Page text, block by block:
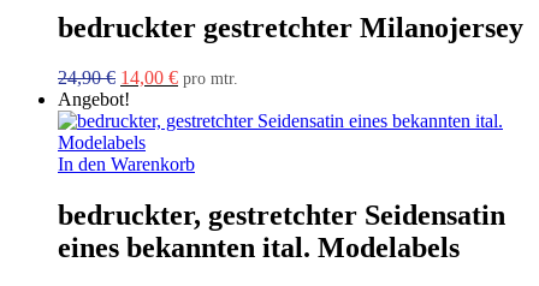
bedruckter gestretchter Milanojersey
24,90€ Ursprünglicher
Preis
war:
24,90 €
14,00 €Aktueller
ist:
pro mtr.
Angebot!
In den Warenkorb
bedruckter, gestretchter Seidensatin
eines bekannten ital. Modelabels